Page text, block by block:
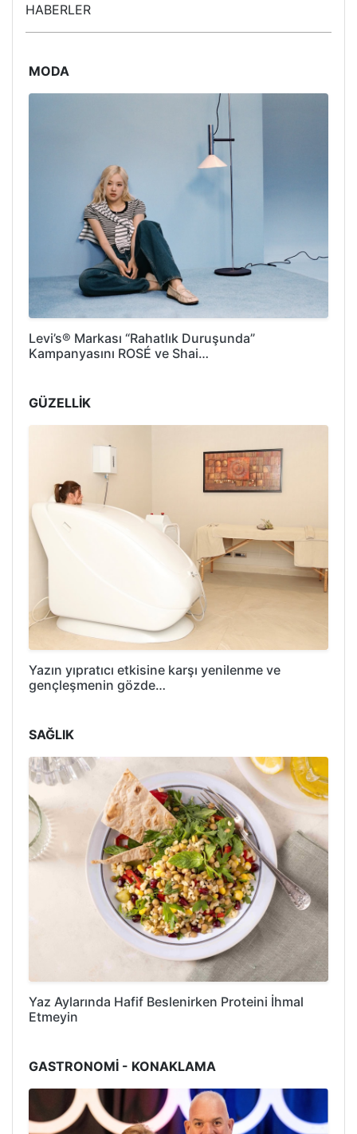
HABERLER
MODA
Levi’s® Markası “Rahatlık Duruşunda”
Kampanyasını ROSÉ ve Shai…
GÜZELLİK
Yazın yıpratıcı etkisine karşı yenilenme ve
gençleşmenin gözde…
SAĞLIK
Yaz Aylarında Hafif Beslenirken Proteini İhmal
Etmeyin
GASTRONOMİ - KONAKLAMA